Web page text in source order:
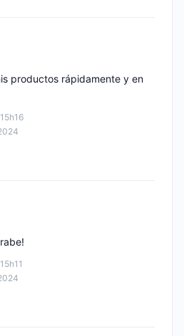
productos rápidamente y en